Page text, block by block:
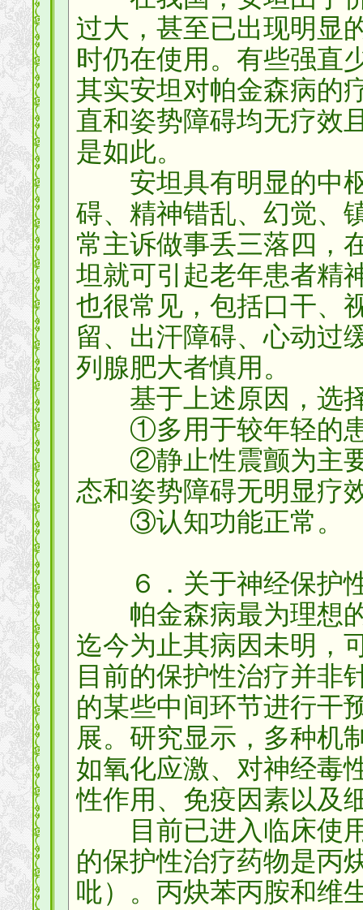
过大，甚至已出现明显
时仍在使用。有些强直
其实安坦对帕金森病的
直和姿势障碍均无疗效
是如此。
安坦具有明显的中枢
碍、精神错乱、幻觉、
常主诉做事丢三落四，
坦就可引起老年患者精
也很常见，包括口干、
留、出汗障碍、心动过
列腺肥大者慎用。
基于上述原因，选择
①多用于较年轻的患
②静止性震颤为主要
态和姿势障碍无明显疗
③认知功能正常。
６．关于神经保护
帕金森病最为理想的
迄今为止其病因未明，
目前的保护性治疗并非
的某些中间环节进行干
展。研究显示，多种机
如氧化应激、对神经毒
性作用、免疫因素以及
目前已进入临床使用
的保护性治疗药物是丙
吡）。丙炔苯丙胺和维